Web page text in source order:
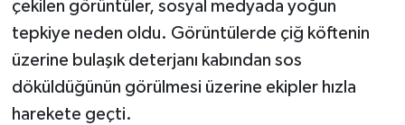
çekilen görüntüler, sosyal medyada yoğun
tepkiye neden oldu. Görüntülerde çiğ köftenin
üzerine bulaşık deterjanı kabından sos
döküldüğünün görülmesi üzerine ekipler hızla
harekete geçti.
YEREL YÖNETİM
MEDYA
SEÇİM 2011